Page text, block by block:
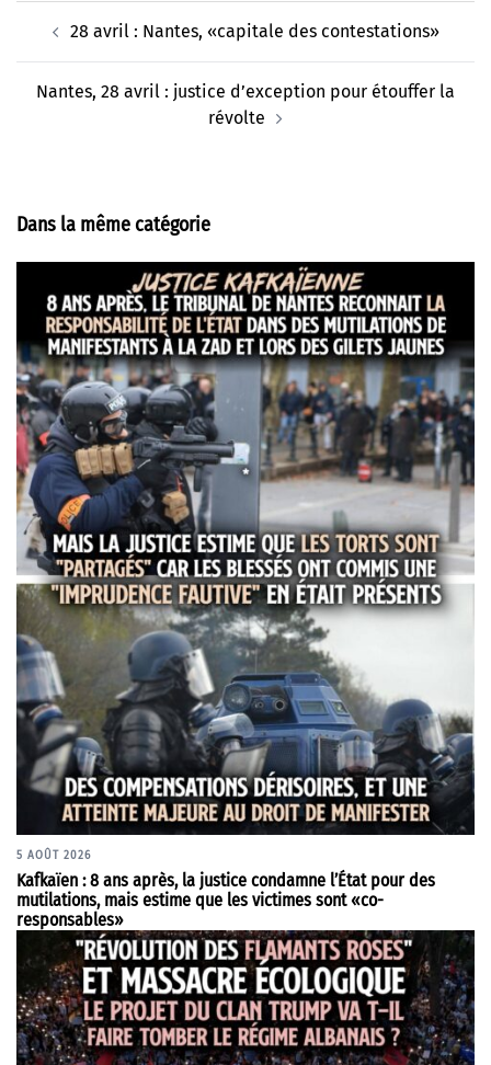
d’article28 avril : Nantes, «capitale des contestations»
Nantes, 28 avril : justice d’exception pour étouffer la
révolte
Dans la même catégorie
5 AOÛT 2026
Kafkaïen : 8 ans après, la justice condamne l’État pour des
mutilations, mais estime que les victimes sont «co-
responsables»